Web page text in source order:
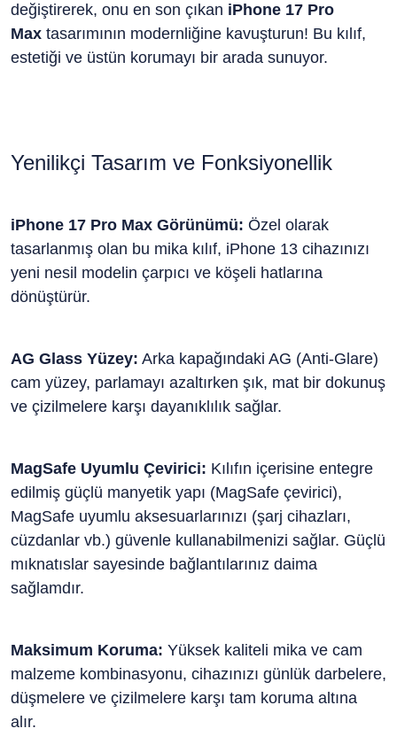
değiştirerek, onu en son çıkan iPhone 17 Pro
Max tasarımının modernliğine kavuşturun! Bu kılıf,
estetiği ve üstün korumayı bir arada sunuyor.
Yenilikçi Tasarım ve Fonksiyonellik
iPhone 17 Pro Max Görünümü: Özel olarak
tasarlanmış olan bu mika kılıf, iPhone 13 cihazınızı
yeni nesil modelin çarpıcı ve köşeli hatlarına
dönüştürür.
AG Glass Yüzey: Arka kapağındaki AG (Anti-Glare)
cam yüzey, parlamayı azaltırken şık, mat bir dokunuş
ve çizilmelere karşı dayanıklılık sağlar.
MagSafe Uyumlu Çevirici: Kılıfın içerisine entegre
edilmiş güçlü manyetik yapı (MagSafe çevirici),
MagSafe uyumlu aksesuarlarınızı (şarj cihazları,
cüzdanlar vb.) güvenle kullanabilmenizi sağlar. Güçlü
mıknatıslar sayesinde bağlantılarınız daima
sağlamdır.
Maksimum Koruma: Yüksek kaliteli mika ve cam
malzeme kombinasyonu, cihazınızı günlük darbelere,
düşmelere ve çizilmelere karşı tam koruma altına
alır.